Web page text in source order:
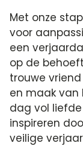
Met onze
voor
een
op de
trouwe
en maak van
dag vol liefde
inspireren
veilige